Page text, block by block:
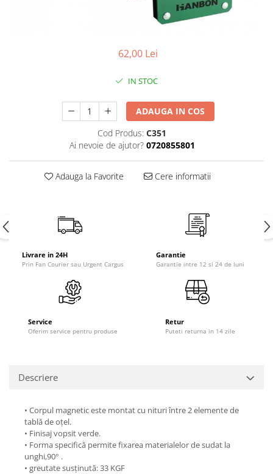
62,00 Lei
IN STOC
ADAUGA IN COS
Cod Produs: C351
Ai nevoie de ajutor? 0720855801
Adauga la Favorite Cere informatii
Livrare in 24H
Prin Fan Courier sau Urgent Cargus
Garantie
Garantie intre 12 si 24 de luni
Service
Oferim service pentru produse
Retur
Puteti returna in 14 zile
Descriere
• Corpul magnetic este montat cu nituri între 2 elemente de
tablă de oțel.
• Finisaj vopsit verde.
• Forma specifică permite fixarea materialelor de sudat la
unghi,90° .
• greutate susținută: 33 KGF